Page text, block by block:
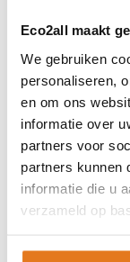
Eco2all maakt
We gebruiken
personaliseren,
en om ons
informatie over
partners voor
partners kunnen
informatie die u
verzameld op
April 2022
Februari 2022
Januari 2022
November 2021
September
Juli 2021
Juni 2021